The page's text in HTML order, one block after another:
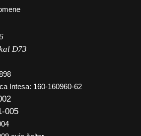
D73
Intesa: 160-160960-62
005